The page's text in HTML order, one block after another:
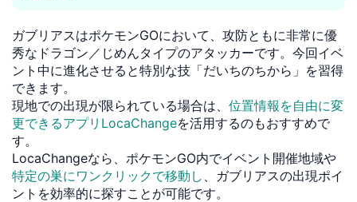
ガブリアスはポケモンGOにおいて、攻防ともに非常に優
秀なドラゴン／じめんタイプのアタッカーです。今回イベ
ント中に進化させると特別な技「だいちのちから」を習得
できます。
現地での出現が限られている場合は、 位置情報を自由に変
更できるアプリLocaChangeを活用するのもおすすめで
す。
LocaChangeなら、ポケモンGO内でイベント開催地域や
特定の巣にワンクリックで移動し 、ガブリアスの出現ポイ
ントを効率的に探すことが可能です。